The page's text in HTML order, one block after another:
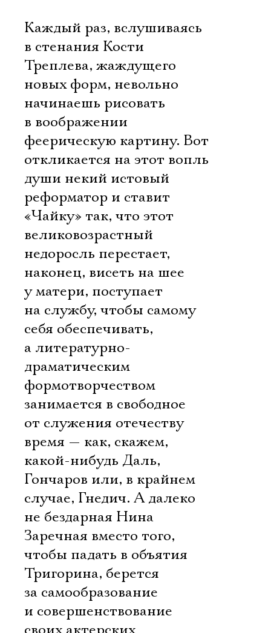
Каждый раз, вслушиваясь
в стенания Кости
Треплева, жаждущего
новых форм, невольно
начинаешь рисовать
в воображении
феерическую картину. Вот
откликается на этот вопль
души некий истовый
реформатор и ставит
«Чайку» так, что этот
великовозрастный
недоросль перестает,
наконец, висеть на шее
у матери, поступает
на службу, чтобы самому
себя обеспечивать,
а литературно-
драматическим
формотворчеством
занимается в свободное
от служения отечеству
время — как, скажем,
какой-нибудь Даль,
Гончаров или, в крайнем
случае, Гнедич. А далеко
не бездарная Нина
Заречная вместо того,
чтобы падать в объятия
Тригорина, берется
за самообразование
и совершенствование